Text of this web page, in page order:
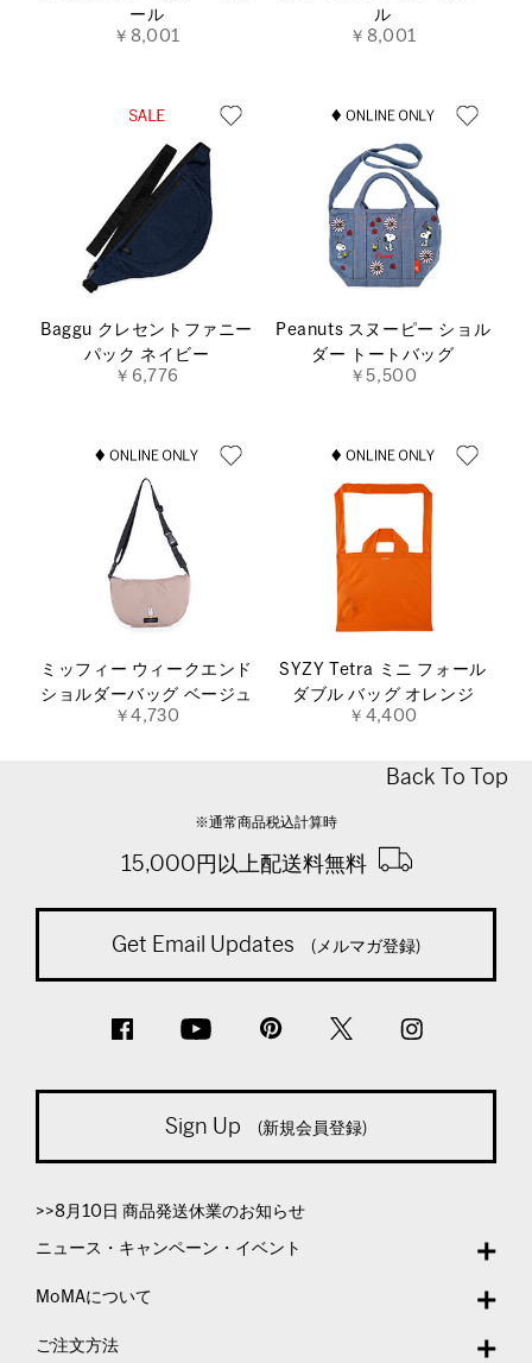
ール
￥8,001
ル
￥8,001
Baggu クレセントファニー
パック ネイビー
￥6,776
Peanuts スヌーピー ショル
ダー トートバッグ
￥5,500
ミッフィー ウィークエンド
ショルダーバッグ ベージュ
￥4,730
SYZY Tetra ミニ フォール
ダブル バッグ オレンジ
￥4,400
Back To Top
※通常商品税込計算時
15,000円以上配送料無料
Get Email Updates (メルマガ登録)
Sign Up (新規会員登録)
>>8月10日 商品発送休業のお知らせ
ニュース・キャンペーン・イベント
MoMAについて
ご注文方法